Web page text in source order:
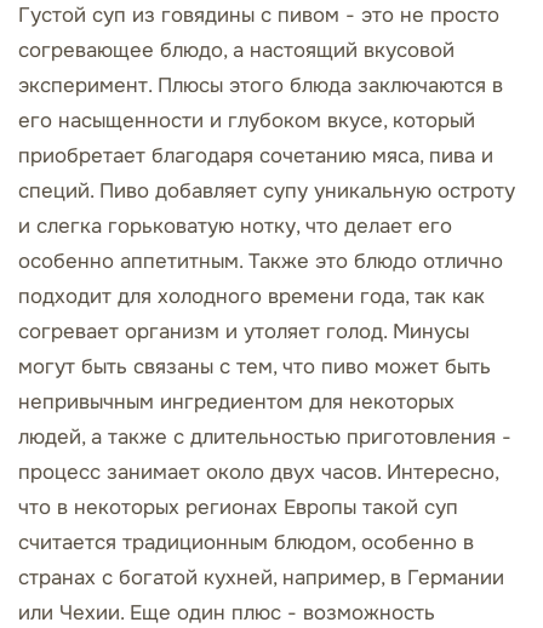
Густой суп из говядины с пивом - это не просто
согревающее блюдо, а настоящий вкусовой
эксперимент. Плюсы этого блюда заключаются в
его насыщенности и глубоком вкусе, который
приобретает благодаря сочетанию мяса, пива и
специй. Пиво добавляет супу уникальную остроту
и слегка горьковатую нотку, что делает его
особенно аппетитным. Также это блюдо отлично
подходит для холодного времени года, так как
согревает организм и утоляет голод. Минусы
могут быть связаны с тем, что пиво может быть
непривычным ингредиентом для некоторых
людей, а также с длительностью приготовления -
процесс занимает около двух часов. Интересно,
что в некоторых регионах Европы такой суп
считается традиционным блюдом, особенно в
странах с богатой кухней, например, в Германии
или Чехии. Еще один плюс - возможность